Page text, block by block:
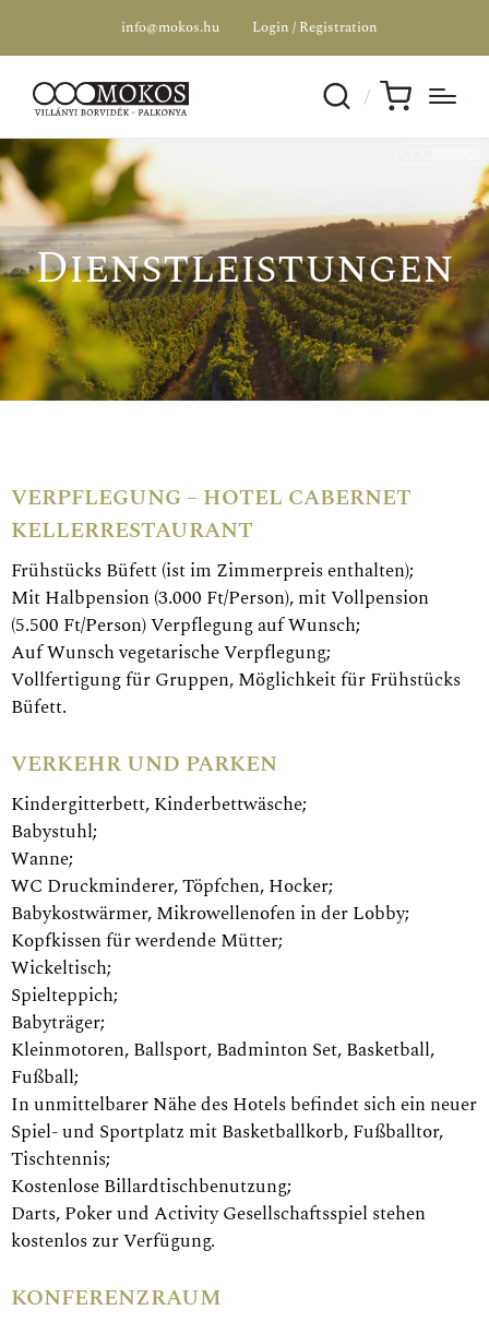
info@mokos.hu Login / Registration
Dienstleistungen
VERPFLEGUNG – HOTEL CABERNET
KELLERRESTAURANT
Frühstücks Büfett (ist im Zimmerpreis enthalten);
Mit Halbpension (3.000 Ft/Person), mit Vollpension
(5.500 Ft/Person) Verpflegung auf Wunsch;
Auf Wunsch vegetarische Verpflegung;
Vollfertigung für Gruppen, Möglichkeit für Frühstücks
Büfett.
VERKEHR UND PARKEN
Kindergitterbett, Kinderbettwäsche;
Babystuhl;
Wanne;
WC Druckminderer, Töpfchen, Hocker;
Babykostwärmer, Mikrowellenofen in der Lobby;
Kopfkissen für werdende Mütter;
Wickeltisch;
Spielteppich;
Babyträger;
Kleinmotoren, Ballsport, Badminton Set, Basketball,
Fußball;
In unmittelbarer Nähe des Hotels befindet sich ein neuer
Spiel- und Sportplatz mit Basketballkorb, Fußballtor,
Tischtennis;
Kostenlose Billardtischbenutzung;
Darts, Poker und Activity Gesellschaftsspiel stehen
kostenlos zur Verfügung.
KONFERENZRAUM